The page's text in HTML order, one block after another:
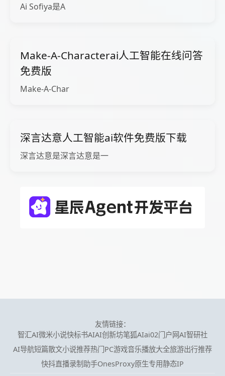
Ai Sofiya是A
Make-A-Characterai人工智能在线问答
免费版
Make-A-Char
深言达意人工智能ai软件免费版下载
深言达意是深言达意是一
友情链接：
智汇AI微米小说快标书AIAI创新坊笔狐AIai02门户网AI智研社
AI导航短篇散文小说推荐热门PC游戏音乐播放大全旅游出行推荐
快抖直播录制助手OnesProxy原生专用静态IP